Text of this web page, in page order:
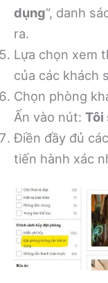
dụng“, danh
ra.
Lựa chọn xem
của các khách
Chọn phòng
Ấn vào nút: Tôi
Điền đầy đủ
tiến hành xác